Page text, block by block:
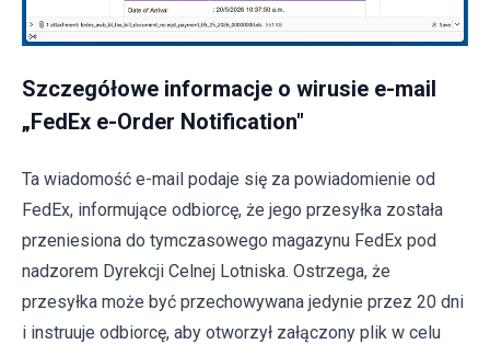
Szczegółowe informacje o wirusie e-mail
„FedEx e-Order Notification"
Ta wiadomość e-mail podaje się za powiadomienie od
FedEx, informujące odbiorcę, że jego przesyłka została
przeniesiona do tymczasowego magazynu FedEx pod
nadzorem Dyrekcji Celnej Lotniska. Ostrzega, że
przesyłka może być przechowywana jedynie przez 20 dni
i instruuje odbiorcę, aby otworzył załączony plik w celu